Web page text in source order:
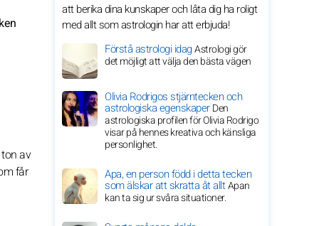
av
får
att berika dina kunskaper och låta dig ha roligt
med allt som astrologin har att erbjuda!
Förstå astrologi idagAstrologi gör
det möjligt att välja den bästa vägen
Olivia Rodrigos stjärntecken och
astrologiska egenskaperDen
astrologiska profilen för Olivia Rodrigo
visar på hennes kreativa och känsliga
personlighet.
Apa, en person född i detta tecken
som älskar att skratta åt alltApan
kan ta sig ur svåra situationer.